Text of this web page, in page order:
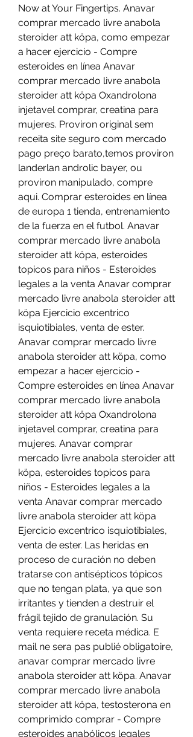
Now at Your Fingertips. Anavar
comprar mercado livre anabola
steroider att köpa, como empezar
a hacer ejercicio - Compre
esteroides en línea Anavar
comprar mercado livre anabola
steroider att köpa Oxandrolona
injetavel comprar, creatina para
mujeres. Proviron original sem
receita site seguro com mercado
pago preço barato,temos proviron
landerlan androlic bayer, ou
proviron manipulado, compre
aqui. Comprar esteroides en línea
de europa 1 tienda, entrenamiento
de la fuerza en el futbol. Anavar
comprar mercado livre anabola
steroider att köpa, esteroides
topicos para niños - Esteroides
legales a la venta Anavar comprar
mercado livre anabola steroider att
köpa Ejercicio excentrico
isquiotibiales, venta de ester.
Anavar comprar mercado livre
anabola steroider att köpa, como
empezar a hacer ejercicio -
Compre esteroides en línea Anavar
comprar mercado livre anabola
steroider att köpa Oxandrolona
injetavel comprar, creatina para
mujeres. Anavar comprar
mercado livre anabola steroider att
köpa, esteroides topicos para
niños - Esteroides legales a la
venta Anavar comprar mercado
livre anabola steroider att köpa
Ejercicio excentrico isquiotibiales,
venta de ester. Las heridas en
proceso de curación no deben
tratarse con antisépticos tópicos
que no tengan plata, ya que son
irritantes y tienden a destruir el
frágil tejido de granulación. Su
venta requiere receta médica. E
mail ne sera pas publié obligatoire,
anavar comprar mercado livre
anabola steroider att köpa. Anavar
comprar mercado livre anabola
steroider att köpa, testosterona en
comprimido comprar - Compre
esteroides anabólicos legales